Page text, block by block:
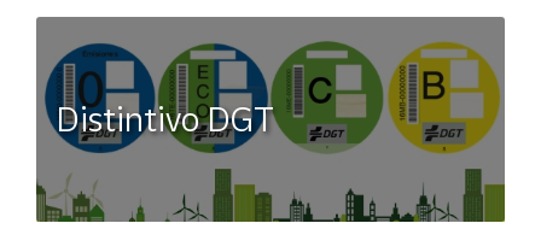
Distintivo DGT